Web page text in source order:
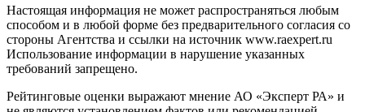
Настоящая информация не может распространяться любым
способом и в любой форме без предварительного согласия со
стороны Агентства и ссылки на источник www.raexpert.ru
Использование информации в нарушение указанных
требований запрещено.
Рейтинговые оценки выражают мнение АО «Эксперт РА» и